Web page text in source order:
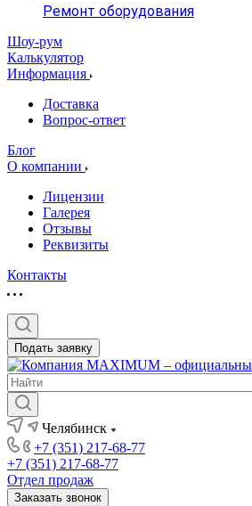
Ремонт оборудования
Шоу-рум
Калькулятор
Информация
Доставка
Вопрос-ответ
Блог
О компании
Лицензии
Галерея
Отзывы
Реквизиты
Контакты
Подать заявку
Челябинск
+7 (351) 217-68-77
+7 (351) 217-68-77
Отдел продаж
Заказать звонок